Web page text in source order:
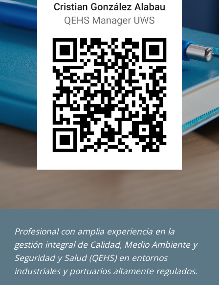
Profesional con amplia experiencia en la
gestión integral de Calidad, Medio Ambiente y
Seguridad y Salud (QEHS) en entornos
industriales y portuarios altamente regulados.